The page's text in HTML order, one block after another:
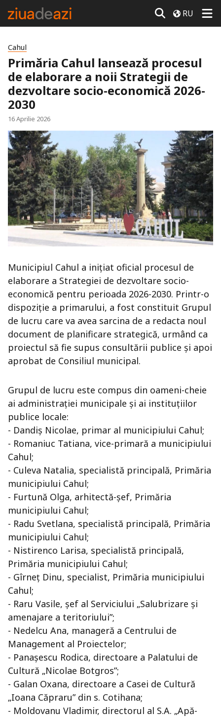
RU
Cahul
Primăria Cahul lansează procesul
de elaborare a noii Strategii de
dezvoltare socio-economică 2026-
2030
16 Aprilie 2026
Municipiul Cahul a inițiat oficial procesul de
elaborare a Strategiei de dezvoltare socio-
economică pentru perioada 2026-2030. Printr-o
dispoziție a primarului, a fost constituit Grupul
de lucru care va avea sarcina de a redacta noul
document de planificare strategică, urmând ca
proiectul să fie supus consultării publice și apoi
aprobat de Consiliul municipal.
Grupul de lucru este compus din oameni-cheie
ai administrației municipale și ai instituțiilor
publice locale:
- Dandiș Nicolae, primar al municipiului Cahul;
- Romaniuc Tatiana, vice-primară a municipiului
Cahul;
- Culeva Natalia, specialistă principală, Primăria
municipiului Cahul;
- Furtună Olga, arhitectă-șef, Primăria
municipiului Cahul;
- Radu Svetlana, specialistă principală, Primăria
municipiului Cahul;
- Nistirenco Larisa, specialistă principală,
Primăria municipiului Cahul;
- Gîrneț Dinu, specialist, Primăria municipiului
Cahul;
- Raru Vasile, șef al Serviciului „Salubrizare și
amenajare a teritoriului”;
- Nedelcu Ana, manageră a Centrului de
Management al Proiectelor;
- Panașescu Rodica, directoare a Palatului de
Cultură „Nicolae Botgros”;
- Galan Oxana, directoare a Casei de Cultură
„Ioana Căpraru” din s. Cotihana;
- Moldovanu Vladimir, directorul al S.A. „Apă-